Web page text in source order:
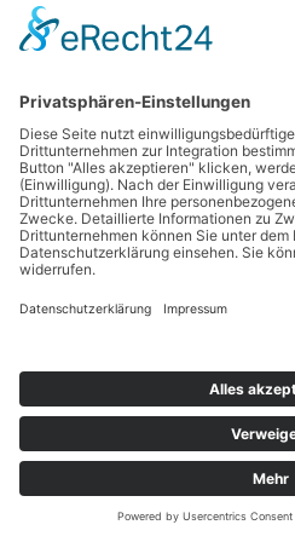
Copyright © 2026 Werbetechnik Stumpf |
Telefon: 06021-8 75 03 |Mail|
Cookie-Einstellungen